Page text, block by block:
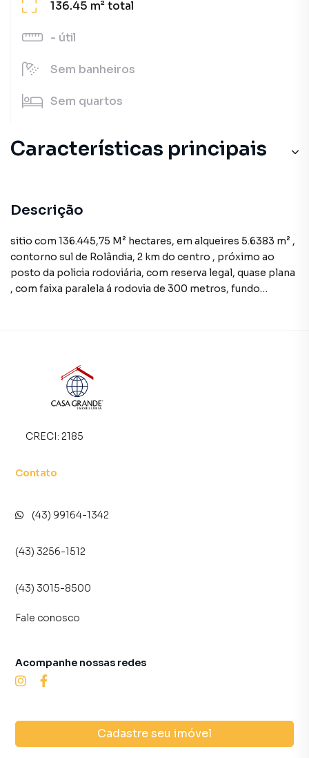
136.45 m²total
- útil
Sem banheiros
Sem quartos
Características principais
Descrição
sitio com 136.445,75 M² hectares, em alqueires 5.6383 m² ,
contorno sul de Rolândia, 2 km do centro , próximo ao
posto da policia rodoviária, com reserva legal, quase plana
, com faixa paralela á rodovia de 300 metros, fundo
CRECI: 2185
Contato
(43) 99164-1342
(43) 3256-1512
(43) 3015-8500
Fale conosco
Cadastre seu imóvel
Acompanhe nossas redes